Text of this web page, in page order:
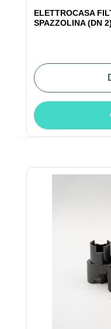
ELETTROCASA
SPAZZOLINA (DN 2)